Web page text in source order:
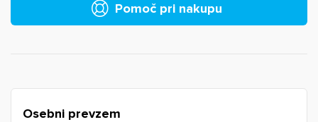
Pomoč pri nakupu
Osebni prevzem